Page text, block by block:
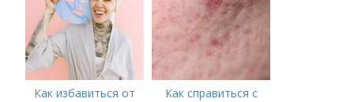
Как избавиться от
Как справиться с